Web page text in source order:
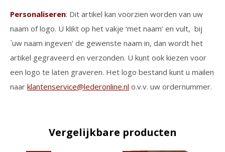
Personaliseren: Dit artikel kan voorzien worden van uw
naam of logo. U klikt op het vakje ‘met naam’ en vult, bij
`uw naam ingeven' de gewenste naam in, dan wordt het
artikel gegraveerd en verzonden. U kunt ook kiezen voor
een logo te laten graveren. Het logo bestand kunt u mailen
naar klantenservice@lederonline.nl o.v.v. uw ordernummer.
Vergelijkbare producten